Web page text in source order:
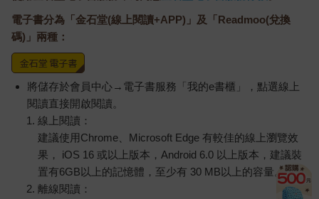
電子書分為「金石堂(線上閱讀+APP)」及「Readmoo(兌換
碼)」兩種：
將儲存於會員中心→電子書服務「我的e書櫃」，點選線上
閱讀直接開啟閱讀。
線上閱讀：
建議使用Chrome、Microsoft Edge 有較佳的線上瀏覽效
果， iOS 16 或以上版本，Android 6.0 以上版本，建議裝
置有6GB以上的記憶體，至少有 30 MB以上的容量。
離線閱讀：